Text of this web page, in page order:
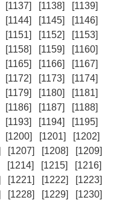
[1137] [1138]
[1139]
[1144] [1145]
[1146]
[1151] [1152]
[1153]
[1158] [1159]
[1160]
[1165] [1166]
[1167]
[1172] [1173]
[1174]
[1179] [1180]
[1181]
[1186] [1187]
[1188]
[1193] [1194]
[1195]
[1200] [1201]
[1202]
[1207] [1208]
[1209]
[1214] [1215]
[1216]
[1221] [1222]
[1223]
[1228] [1229]
[1230]